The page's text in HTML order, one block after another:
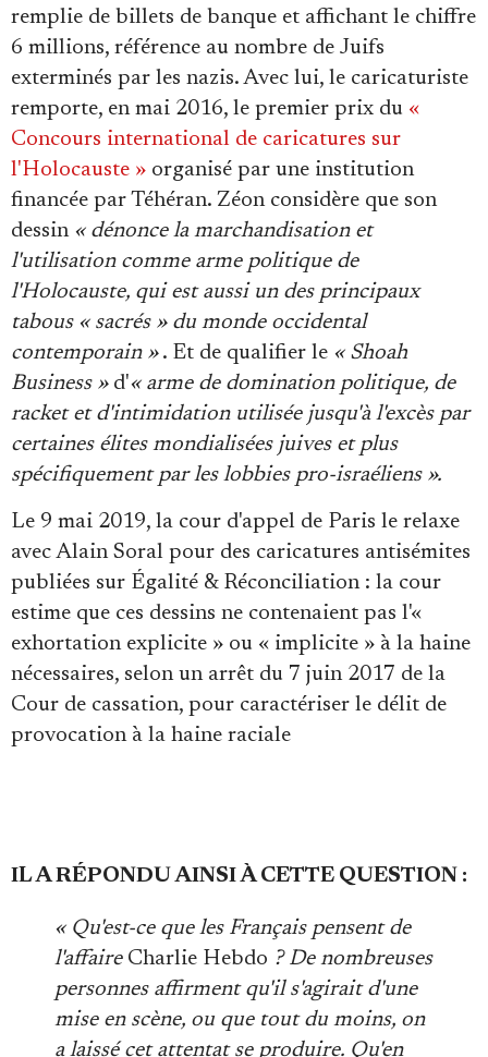
remplie de billets de banque et affichant le chiffre
6 millions, référence au nombre de Juifs
exterminés par les nazis. Avec lui, le caricaturiste
remporte, en mai 2016, le premier prix du «
Concours international de caricatures sur
l'Holocauste » organisé par une institution
financée par Téhéran. Zéon considère que son
dessin « dénonce la marchandisation et
l'utilisation comme arme politique de
l'Holocauste, qui est aussi un des principaux
tabous « sacrés » du monde occidental
contemporain ». Et de qualifier le « Shoah
Business »d'« arme de domination politique, de
racket et d'intimidation utilisée jusqu'à l'excès par
certaines élites mondialisées juives et plus
spécifiquement par les lobbies pro-israéliens ».
Le 9 mai 2019, la cour d'appel de Paris le relaxe
avec Alain Soral pour des caricatures antisémites
publiées sur Égalité & Réconciliation : la cour
estime que ces dessins ne contenaient pas l'«
exhortation explicite » ou « implicite » à la haine
nécessaires, selon un arrêt du 7 juin 2017 de la
Cour de cassation, pour caractériser le délit de
provocation à la haine raciale
IL A RÉPONDU AINSI À CETTE QUESTION :
« Qu'est-ce que les Français pensent de
l'affaire Charlie Hebdo ? De nombreuses
personnes affirment qu'il s'agirait d'une
mise en scène, ou que tout du moins, on
a laissé cet attentat se produire. Qu'en